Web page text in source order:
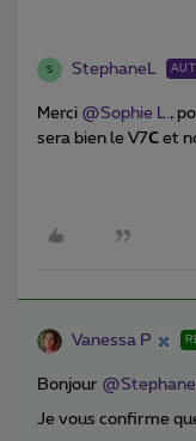
S StephaneL
Merci ​ @Sophie L.,
sera bien le V7C et
Vanessa P
Bonjour ​
Je vous confirme